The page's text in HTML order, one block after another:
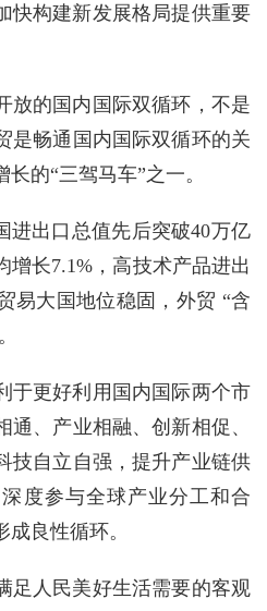
快构建新发展格局提供重要
放的国内国际双循环，不是
是畅通国内国际双循环的关
的“三驾马车”之一。
进出口总值先后突破40万亿
增长7.1%，高技术产品进出
易大国地位稳固，外贸 “含
于更好利用国内国际两个市
、产业相融、创新相促、
技自立自强，提升产业链供
度参与全球产业分工和合
良性循环。
足人民美好生活需要的客观